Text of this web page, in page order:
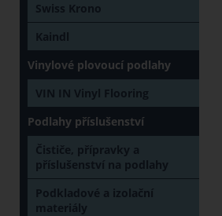
Swiss Krono
Kaindl
Vinylové plovoucí podlahy
VIN IN Vinyl Flooring
Podlahy příslušenství
Čističe, přípravky a
příslušenství na podlahy
Podkladové a izolační
materiály